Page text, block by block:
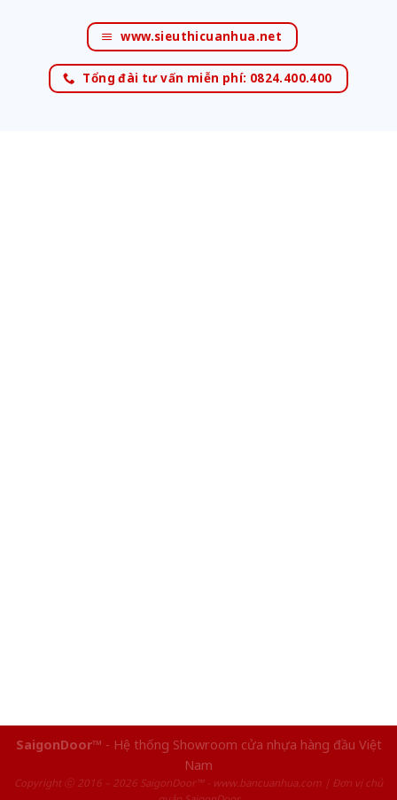
www.sieuthicuanhua.net
Tổng đài tư vấn miễn phí: 0824.400.400
SaigonDoor™ - Hệ thống Showroom cửa nhựa hàng đầu Việt
Nam
Copyright ⓒ 2016 – 2026 SaigonDoor™ - www.bancuanhua.com | Đơn vị chủ